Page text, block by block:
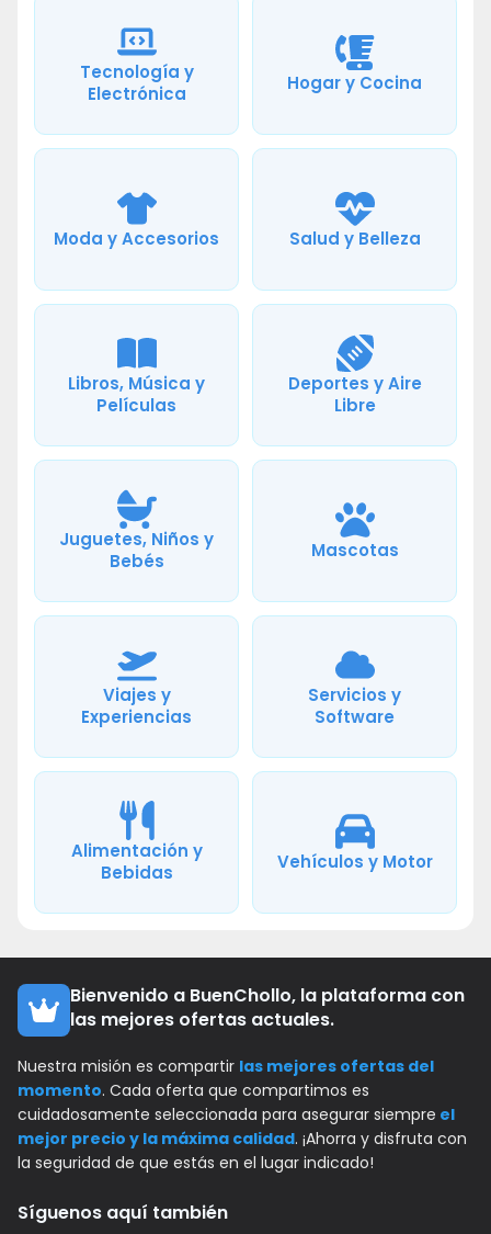
Tecnología y
Electrónica
Hogar y Cocina
Moda y Accesorios Salud y Belleza
Libros, Música y
Películas
Deportes y Aire
Libre
Juguetes, Niños y
Bebés
Mascotas
Viajes y
Experiencias
Servicios y
Software
Alimentación y
Bebidas
Vehículos y Motor
Bienvenido a BuenChollo, la plataforma con
las mejores ofertas actuales.
Nuestra misión es compartir las mejores ofertas del
momento. Cada oferta que compartimos es
cuidadosamente seleccionada para asegurar siempre el
mejor precio y la máxima calidad. ¡Ahorra y disfruta con
la seguridad de que estás en el lugar indicado!
Síguenos aquí también